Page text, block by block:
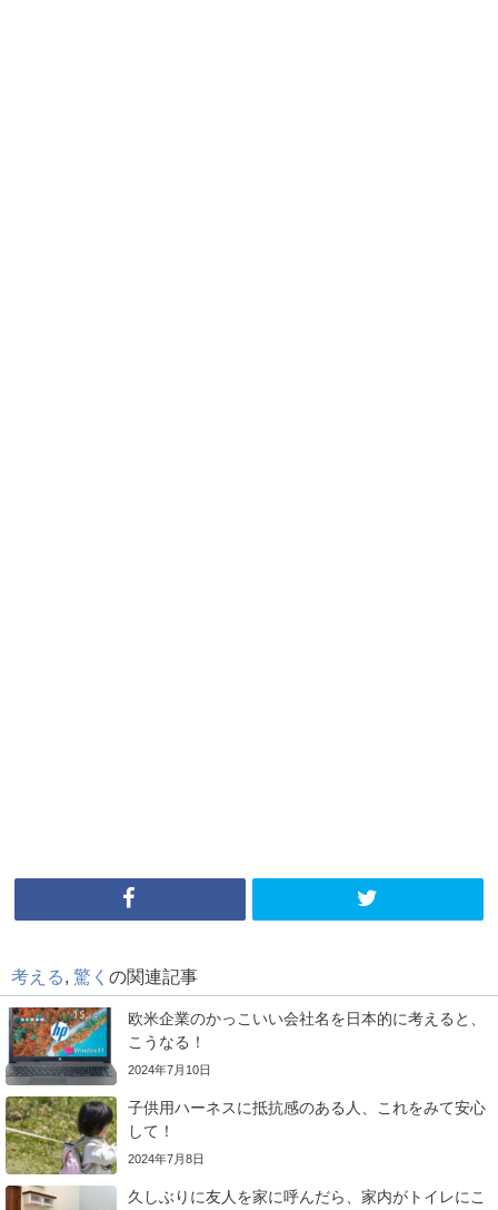
考える 驚く の関連記事
欧米企業のかっこいい会社名を日本的に考えると、
こうなる！
2024年7月10日
子供用ハーネスに抵抗感のある人、これをみて安心
して！
2024年7月8日
久しぶりに友人を家に呼んだら、家内がトイレにこ